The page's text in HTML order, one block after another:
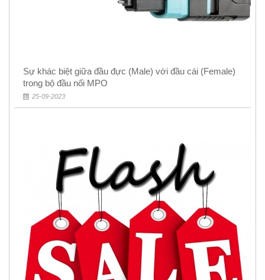
Sự khác biệt giữa đầu đực (Male) với đầu cái (Female)
trong bộ đầu nối MPO
25-09-2023